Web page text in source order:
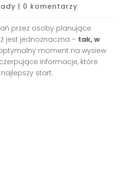
| 0 komentarzy
przez osoby planujące
jest jednoznaczna – tak, w
moment na wysiew
informacje, które
start.